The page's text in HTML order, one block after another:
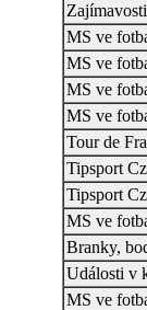
MS ve
MS ve
MS ve
MS ve
Tour de
Tipsport
Tipsport
MS ve
Branky,
Události v
MS ve